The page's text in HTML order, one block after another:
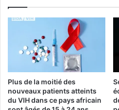
Plus de la moitié des
nouveaux patients atteints
du VIH dans ce pays africain